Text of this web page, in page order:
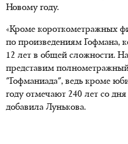
Новому году.
«Кроме короткометражных
по произведениям Гофмана,
12 лет в общей сложности.
представим
"Гофманиада", ведь кроме
году отмечают 240 лет со
добавила Лунькова.